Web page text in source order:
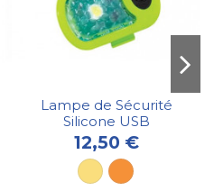
Lampe de Sécurité
Silicone USB
12,50 €